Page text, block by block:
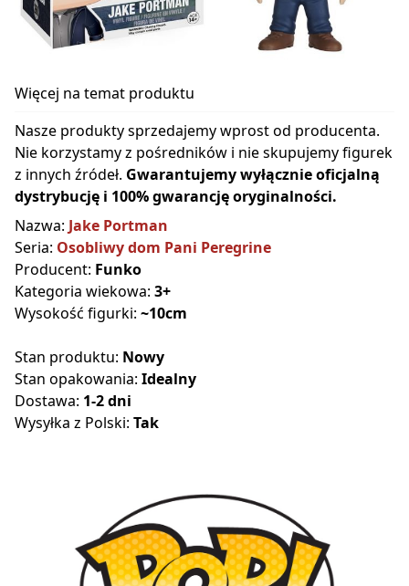
Więcej na temat produktu
Nasze produkty sprzedajemy wprost od producenta.
Nie korzystamy z pośredników i nie skupujemy figurek
z innych źródeł. Gwarantujemy wyłącznie oficjalną
dystrybucję i 100% gwarancję oryginalności.
Nazwa: Jake Portman
Seria: Osobliwy dom Pani Peregrine
Producent: Funko
Kategoria wiekowa: 3+
Wysokość figurki: ~10cm
Stan produktu: Nowy
Stan opakowania: Idealny
Dostawa: 1-2 dni
Wysyłka z Polski: Tak